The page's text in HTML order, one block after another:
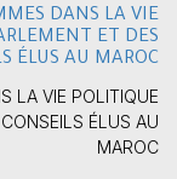
DANS LA VIE
ET DES
ÉLUS AU MAROC
LA VIE POLITIQUE
ÉLUS AU
MAROC